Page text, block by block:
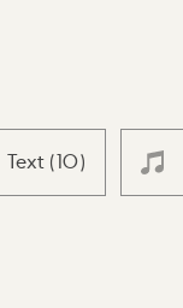
Text (10)